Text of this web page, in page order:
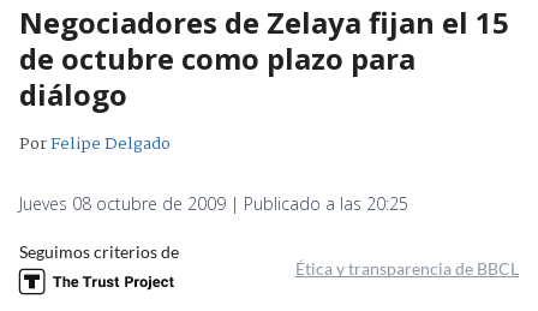
Negociadores de Zelaya fijan el 15
de octubre como plazo para
diálogo
PorFelipe Delgado
Jueves 08 octubre de 2009 | Publicado a las 20:25
Seguimos criterios de
Ética y transparencia de BBCL